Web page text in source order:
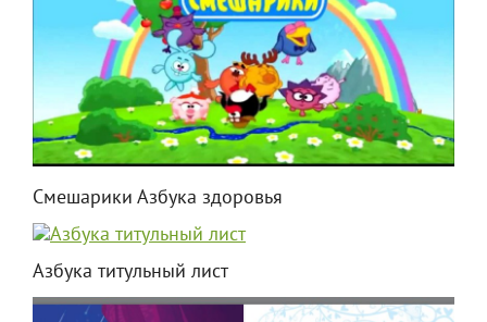
Смешарики Азбука здоровья
Азбука титульный лист